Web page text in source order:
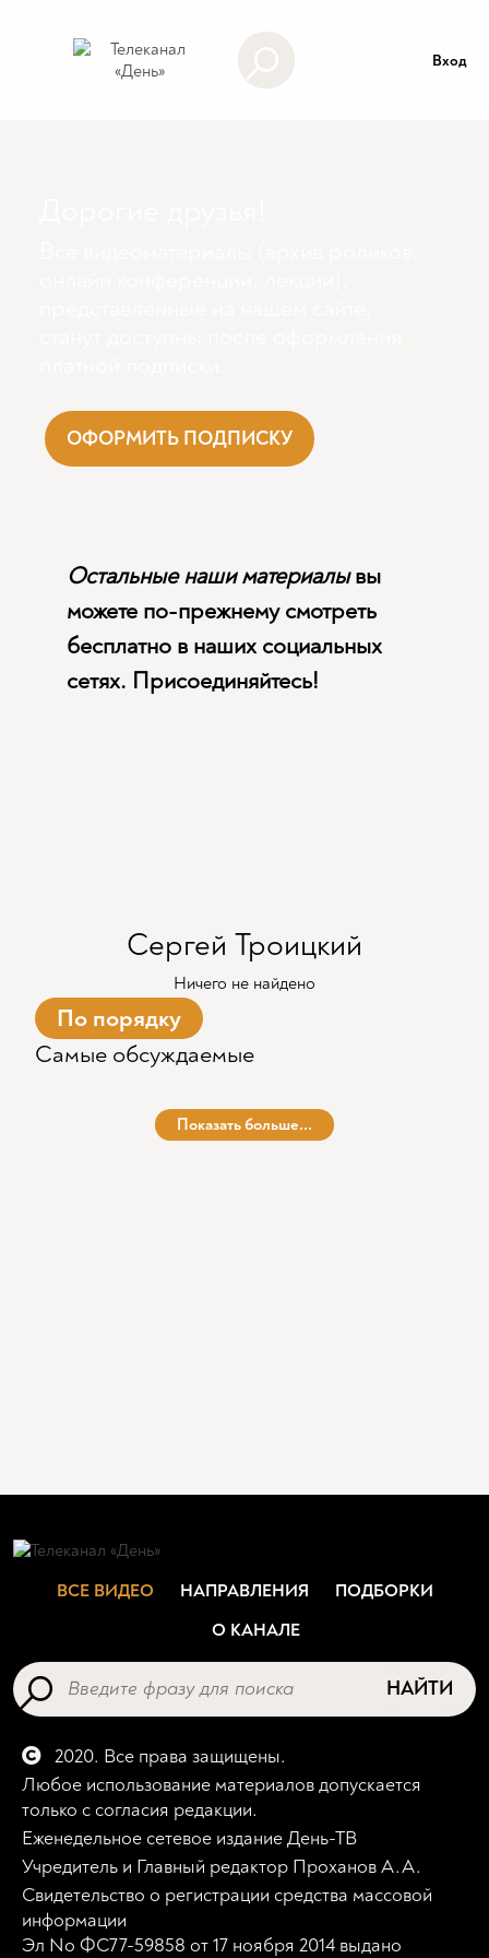
Вход
ОФОРМИТЬ ПОДПИСКУ
Остальные наши материалывы
можете по-прежнему смотреть
бесплатно в наших социальных
сетях. Присоединяйтесь!
Сергей Троицкий
Ничего не найдено
По порядку
Самые обсуждаемые
Показать больше...
ВСЕ ВИДЕО НАПРАВЛЕНИЯ
ПОДБОРКИ
О КАНАЛЕ
НАЙТИ
2020. Все права защищены.
Любое использование материалов допускается
только с согласия редакции.
Еженедельное сетевое издание День-ТВ
Учредитель и Главный редактор Проханов А.А.
Свидетельство о регистрации средства массовой
информации
Эл No ФС77-59858 от 17 ноября 2014 выдано